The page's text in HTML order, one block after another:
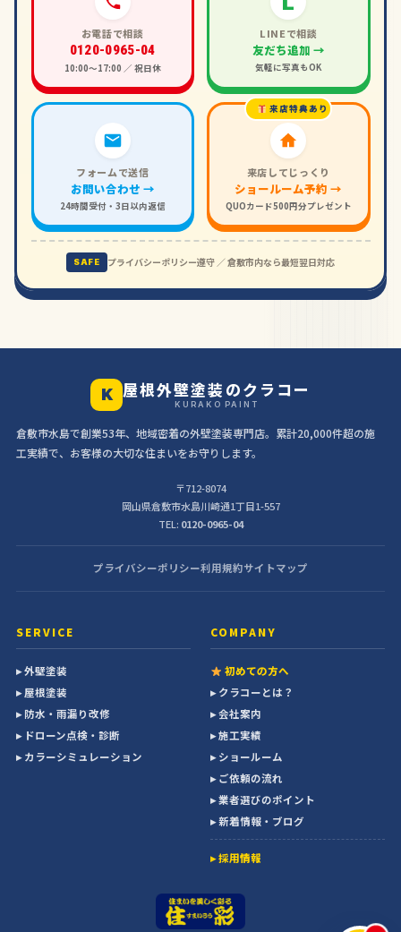
お電話で相談
0120-0965-04
10:00〜17:00 ／ 祝日休
LINEで相談
友だち追加 →
気軽に写真もOK
フォームで送信
お問い合わせ →
24時間受付・3日以内返信
来店特典あり
来店してじっくり
ショールーム予約 →
QUOカード500円分プレゼント
SAFE プライバシーポリシー遵守 ／ 倉敷市内なら最短翌日対応
K 屋根外壁塗装のクラコー
KURAKO PAINT
倉敷市水島で創業53年、地域密着の外壁塗装専門店。累計20,000件超の施
工実績で、お客様の大切な住まいをお守りします。
〒712-8074
岡山県倉敷市水島川崎通1丁目1-557
TEL: 0120-0965-04
プライバシーポリシー利用規約サイトマップ
SERVICE
▸ 外壁塗装
▸ 屋根塗装
▸ 防水・雨漏り改修
▸ ドローン点検・診断
▸ カラーシミュレーション
COMPANY
初めての方へ
▸ クラコーとは？
▸ 会社案内
▸ 施工実績
▸ ショールーム
▸ ご依頼の流れ
▸ 業者選びのポイント
▸ 新着情報・ブログ
▸ 採用情報